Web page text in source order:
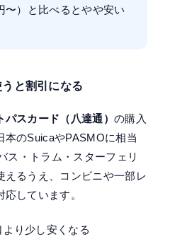
〜）と比べるとやや安い
と割引になる
パスカード（八達通）の購入
本のSuicaやPASMOに相当
ス・トラム・スターフェリ
えるうえ、コンビニや一部レ
しています。
り少し安くなる